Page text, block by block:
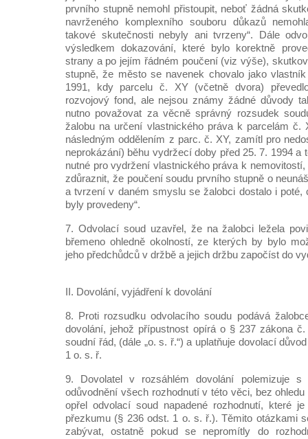
prvního stupně nemohl přistoupit, neboť žádná
navrženého komplexního souboru důkazů
takové skutečnosti nebyly ani tvrzeny“. Dále
výsledkem dokazování, které bylo korektně
strany a po jejím řádném poučení (viz výše),
stupně, že město se navenek chovalo jako
1991, kdy parcelu č. XY (včetně dvora)
rozvojový fond, ale nejsou známy žádné důvody
nutno považovat za věcně správný rozsudek
žalobu na určení vlastnického práva k parcelám č.
následným oddělením z parc. č. XY, zamítl pro
neprokázání) běhu vydržecí doby před 25. 7. 1994 a
nutné pro vydržení vlastnického práva k
zdůraznit, že poučení soudu prvního stupně o
a tvrzení v daném smyslu se žalobci dostalo i poté,
byly provedeny“.
7. Odvolací soud uzavřel, že na žalobci ležela
břemeno ohledně okolností, ze kterých by bylo
jeho předchůdců v držbě a jejich držbu započíst do
II. Dovolání, vyjádření k dovolání
8. Proti rozsudku odvolacího soudu podává
dovolání, jehož přípustnost opírá o § 237 zákona
soudní řád, (dále „o. s. ř.“) a uplatňuje dovolací
1 o. s. ř.
9. Dovolatel v rozsáhlém dovolání polemizuje
odůvodnění všech rozhodnutí v této věci, bez
opřel odvolací soud napadené rozhodnutí, které
přezkumu (§ 236 odst. 1 o. s. ř.). Těmito otázkami
zabývat, ostatně pokud se nepromítly do